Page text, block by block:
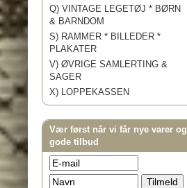
Q) VINTAGE LEGETØJ * BØRN
& BARNDOM
S) RAMMER * BILLEDER *
PLAKATER
V) ØVRIGE SAMLERTING &
SAGER
X) LOPPEKASSEN
Vær først når vi får nye varer og
gode tilbud